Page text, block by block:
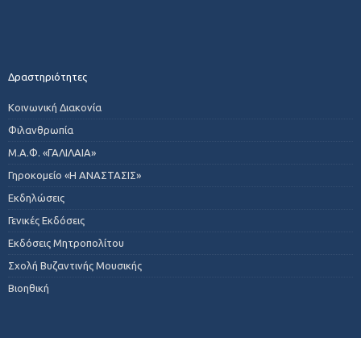
Δραστηριότητες
Κοινωνική Διακονία
Φιλανθρωπία
Μ.Α.Φ. «ΓΑΛΙΛΑΙΑ»
Γηροκομείο «Η ΑΝΑΣΤΑΣΙΣ»
Εκδηλώσεις
Γενικές Εκδόσεις
Εκδόσεις Μητροπολίτου
Σχολή Βυζαντινής Μουσικής
Βιοηθική